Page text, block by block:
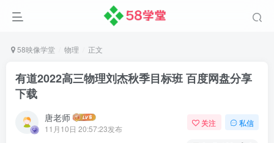
58映像学堂 物理 正文
有道2022高三物理刘杰秋季目标班 百度网盘分享
下载
唐老师
11月10日 20:57:23发布
关注 私信